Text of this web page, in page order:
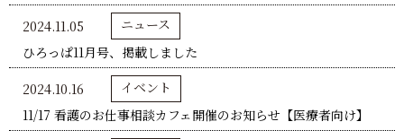
2024.11.05
ニュース
ひろっぱ11月号、掲載しました
2024.10.16
イベント
11/17 看護のお仕事相談カフェ開催のお知らせ【医療者向け】